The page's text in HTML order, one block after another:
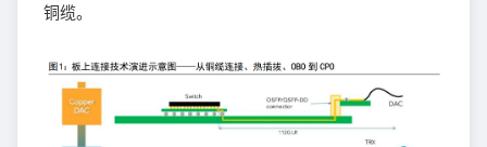
铜缆。